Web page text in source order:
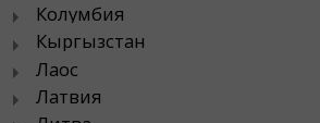
Колумбия
Кыргызстан
Лаос
Латвия